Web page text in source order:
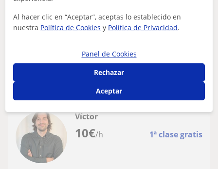
universidad de Santiago de Compostela.
Me ofrezco a dar clases sobre cualquier
época histórica
de Historia por la universidad de Santiago de
Compostela. Me ofrezco a dar clases so...
10€/h 1ª clase gratis
Víctor
Al hacer clic en “Aceptar”, aceptas lo establecido en
nuestra Política de Cookies y Política de Privacidad.
Panel de Cookies
Rechazar
Aceptar